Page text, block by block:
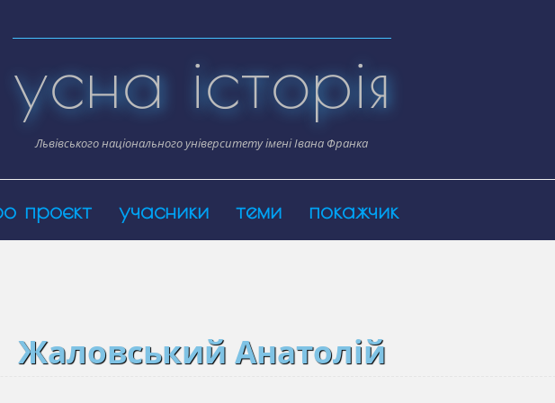
усна історія
Львівського національного університету імені Івана Франка
проєкт учасники теми покажчик
Жаловський Анатолій